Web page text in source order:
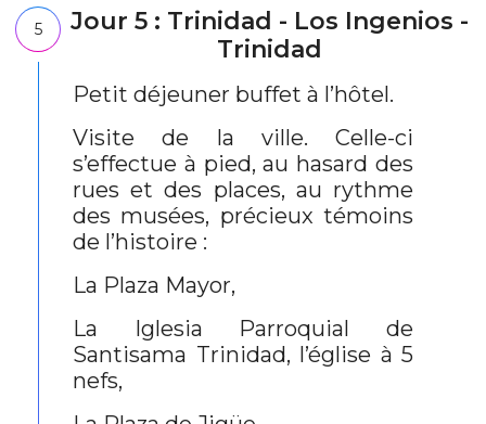
5
Jour 5 : Trinidad - Los Ingenios -
Trinidad
Petit déjeuner buffet à l’hôtel.
Visite de la ville. Celle-ci
s’effectue à pied, au hasard des
rues et des places, au rythme
des musées, précieux témoins
de l’histoire :
La Plaza Mayor,
La Iglesia Parroquial de
Santisama Trinidad, l’église à 5
nefs,